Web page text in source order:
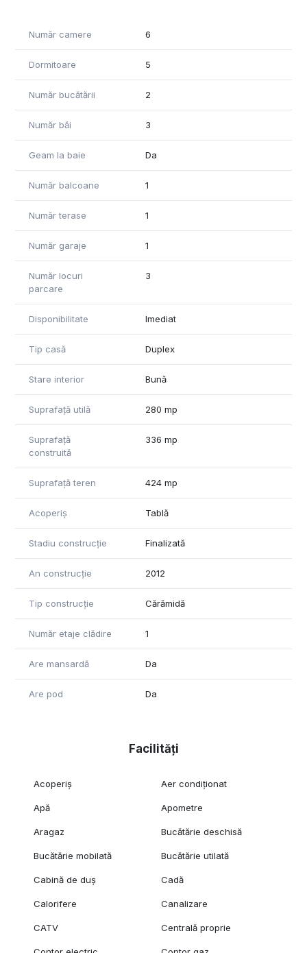
suprafață de 57,5 mp si o bucatarie de vara.
Proprietatea se poate vinde complet sau parțial mobilată.
Număr camere 6
Dormitoare 5
Număr bucătării 2
Număr băi 3
Geam la baie Da
Număr balcoane 1
Număr terase 1
Număr garaje 1
Număr locuri
parcare
3
Disponibilitate Imediat
Tip casă Duplex
Stare interior Bună
Suprafață utilă 280 mp
Suprafață
construită
336 mp
Suprafață teren 424 mp
Acoperiș Tablă
Stadiu construcție Finalizată
An construcție 2012
Tip construcție Cărămidă
Număr etaje clădire 1
Are mansardă Da
Are pod Da
Facilități
Acoperiș Aer condiționat
Apă Apometre
Aragaz Bucătărie deschisă
Bucătărie mobilată Bucătărie utilată
Cabină de duș Cadă
Calorifere Canalizare
CATV Centrală proprie